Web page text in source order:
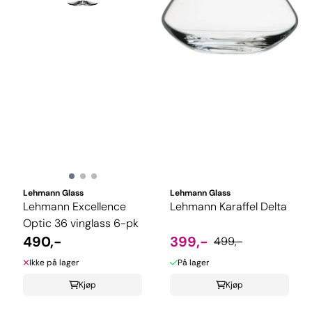
Lehmann Glass
Lehmann Excellence
Optic 36 vinglass 6-pk
490,-
Ikke på lager
Kjøp
Lehmann Glass
Lehmann Karaffel Delta
399,- 499,-
På lager
Kjøp